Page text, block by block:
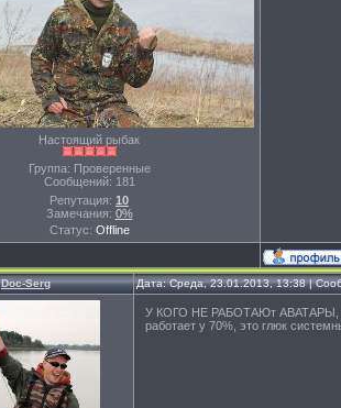
Настоящий рыбак
Группа: Проверенные
Сообщений: 181
Репутация: 10
Замечания: 0%
Статус: Offline
Doc-Serg Дата: Среда, 23.01.2013, 13:38 |
У КОГО НЕ РАБОТАЮт АВАТАРЫ,
работает у 70%, это глюк